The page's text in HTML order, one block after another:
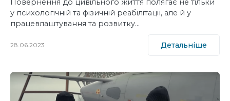
Повернення до цивільного життя полягає не тільки
у психологічній та фізичній реабілітації, але й у
працевлаштування та розвитку…
28.06.2023 Детальніше